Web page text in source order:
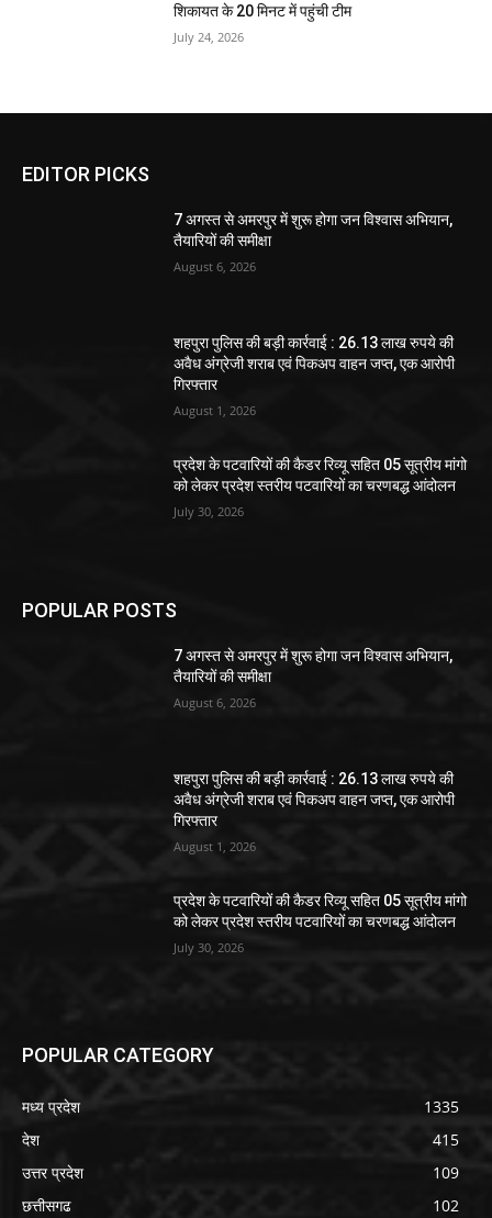
शिकायत के 20 मिनट में पहुंची टीम
July 24, 2026
EDITOR PICKS
7 अगस्त से अमरपुर में शुरू होगा जन विश्वास अभियान,
तैयारियों की समीक्षा
August 6, 2026
शहपुरा पुलिस की बड़ी कार्रवाई : 26.13 लाख रुपये की
अवैध अंग्रेजी शराब एवं पिकअप वाहन जप्त, एक आरोपी
गिरफ्तार
August 1, 2026
प्रदेश के पटवारियों की कैडर रिव्यू सहित 05 सूत्रीय मांगो
को लेकर प्रदेश स्तरीय पटवारियों का चरणबद्ध आंदोलन
July 30, 2026
POPULAR POSTS
7 अगस्त से अमरपुर में शुरू होगा जन विश्वास अभियान,
तैयारियों की समीक्षा
August 6, 2026
शहपुरा पुलिस की बड़ी कार्रवाई : 26.13 लाख रुपये की
अवैध अंग्रेजी शराब एवं पिकअप वाहन जप्त, एक आरोपी
गिरफ्तार
August 1, 2026
प्रदेश के पटवारियों की कैडर रिव्यू सहित 05 सूत्रीय मांगो
को लेकर प्रदेश स्तरीय पटवारियों का चरणबद्ध आंदोलन
July 30, 2026
POPULAR CATEGORY
मध्य प्रदेश
1335
देश
415
उत्तर प्रदेश
109
छत्तीसगढ
102